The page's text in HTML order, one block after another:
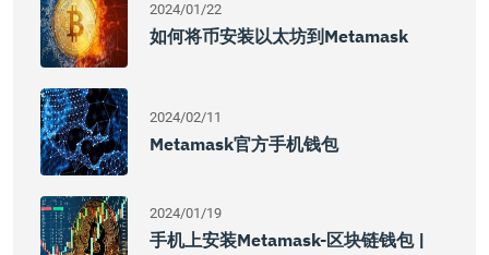
2024/01/22
如何将币安装以太坊到Metamask
2024/02/11
Metamask官方手机钱包
2024/01/19
手机上安装Metamask-区块链钱包 |